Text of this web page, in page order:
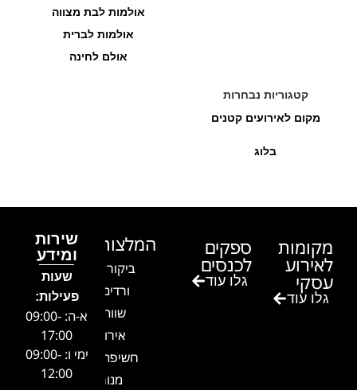
אולמות לבת מצווה
אולמות לברית
אולם לחינה
קטגוריות נבחרות
מקום לאירועים קטנים
בלוג
מקומות
לאירוע
עסקי
גלו עוד
ספקים
לכנסים
גלו עוד
המלצות
ביקור בגן
ורדים –
שווה!!
אירוע
חשיפה- זיו
מנור
שירות
ומידע
שעות
פעילות:
א-ה: 09:00-
17:00
ימי ו: 09:00-
12:00